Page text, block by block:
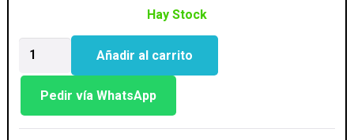
Hay Stock
COOLER
XIGMATEK
WINDPOWER
Añadir al carrito
Pedir vía WhatsApp